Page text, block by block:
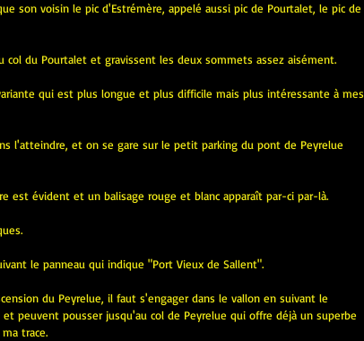
son voisin le pic d'Estrémère, appelé aussi pic de Pourtalet, le pic de
col du Pourtalet et gravissent les deux sommets assez aisément.
qui est plus longue et plus difficile mais plus intéressante à mes
l'atteindre, et on se gare sur le petit parking du pont de Peyrelue
est évident et un balisage rouge et blanc apparaît par-ci par-là.
le panneau qui indique "Port Vieux de Sallent".
du Peyrelue, il faut s'engager dans le vallon en suivant le
et peuvent pousser jusqu'au col de Peyrelue qui offre déjà un superbe
trace.